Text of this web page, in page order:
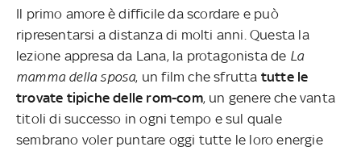
Il primo amore è difficile da scordare e può
ripresentarsi a distanza di molti anni. Questa la
lezione appresa da Lana, la protagonista de La
mamma della sposa, un film che sfrutta tutte le
trovate tipiche delle rom-com, un genere che vanta
titoli di successo in ogni tempo e sul quale
sembrano voler puntare oggi tutte le loro energie